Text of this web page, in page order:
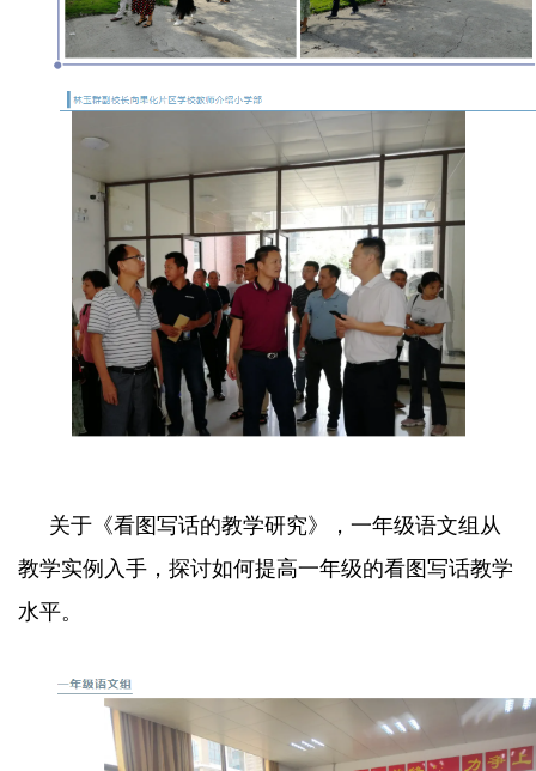
关于《看图写话的教学研究》，一年级语文组从
教学实例入手，探讨如何提高一年级的看图写话教学
水平。